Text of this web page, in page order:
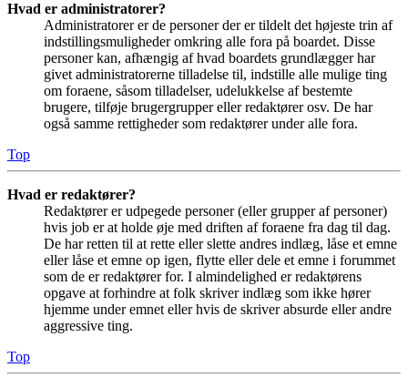
Hvad er administratorer?
Administratorer er de personer der er tildelt det højeste trin af
indstillingsmuligheder omkring alle fora på boardet. Disse
personer kan, afhængig af hvad boardets grundlægger har
givet administratorerne tilladelse til, indstille alle mulige ting
om foraene, såsom tilladelser, udelukkelse af bestemte
brugere, tilføje brugergrupper eller redaktører osv. De har
også samme rettigheder som redaktører under alle fora.
Top
Hvad er redaktører?
Redaktører er udpegede personer (eller grupper af personer)
hvis job er at holde øje med driften af foraene fra dag til dag.
De har retten til at rette eller slette andres indlæg, låse et emne
eller låse et emne op igen, flytte eller dele et emne i forummet
som de er redaktører for. I almindelighed er redaktørens
opgave at forhindre at folk skriver indlæg som ikke hører
hjemme under emnet eller hvis de skriver absurde eller andre
aggressive ting.
Top